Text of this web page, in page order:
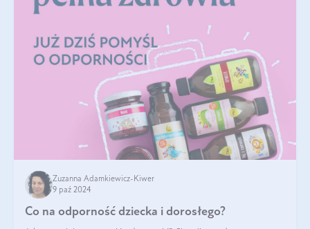
Zuzanna Adamkiewicz-Kiwer
9 paź 2024
Co na odporność dziecka i dorosłego?